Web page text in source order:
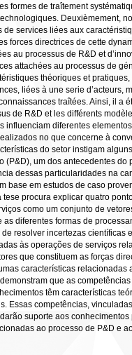
formes de traîtement
Deuxièmement,
de services liées aux
forces directrices de cette
au processus de R&D et
attachées au processus de
théoriques et
liées à une serie d’acteurs,
traîtées. Ainsi, il a
de R&D et les différents
influenciam diferentes
no que concerne à
do setor instigam
(P&D), um dos antecedentes
dessas particularidades na
base em estudos de caso
tese procura explicar quatro
como um conjunto de
diferentes formas de
resolver incertezas científicas
às operações de serviços
que constituem as forças
características relacionadas
que as
têm características
Essas competências,
suporte aos
ao processo de P&D e